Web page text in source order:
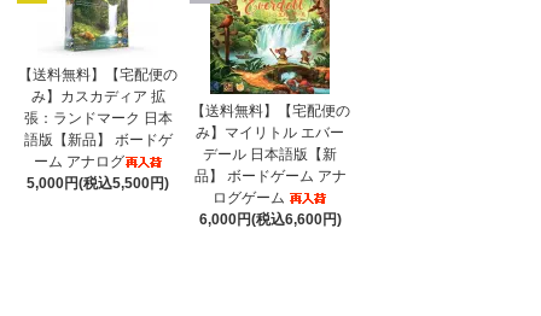
【送料無料】【宅配便の
み】カスカディア 拡
張：ランドマーク 日本
語版【新品】 ボードゲ
ーム アナログ
5,000円(税込5,500円)
【送料無料】【宅配便の
み】マイリトル エバー
デール 日本語版【新
品】 ボードゲーム アナ
ログゲーム
6,000円(税込6,600円)